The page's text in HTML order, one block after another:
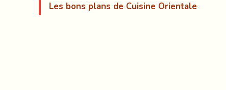
Les bons plans de Cuisine Orientale